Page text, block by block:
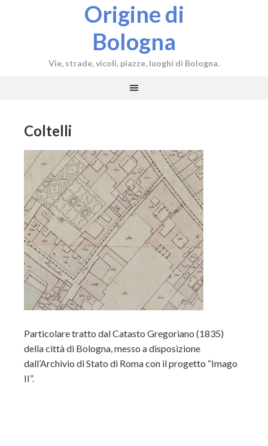
Origine di
Bologna
Vie, strade, vicoli, piazze, luoghi di Bologna.
Coltelli
Particolare tratto dal Catasto Gregoriano (1835)
della città di Bologna, messo a disposizione
dall’Archivio di Stato di Roma con il progetto “Imago
II”.